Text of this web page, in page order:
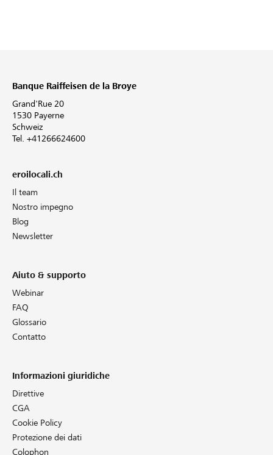
Banque Raiffeisen de la Broye
Grand'Rue 20
1530 Payerne
Schweiz
Tel. +41266624600
eroilocali.ch
Il team
Nostro impegno
Blog
Newsletter
Aiuto & supporto
Webinar
FAQ
Glossario
Contatto
Informazioni giuridiche
Direttive
CGA
Cookie Policy
Protezione dei dati
Colophon